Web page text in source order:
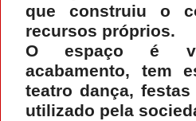
que construiu o
recursos próprios.
O espaço é
acabamento, tem
teatro dança,
utilizado pela